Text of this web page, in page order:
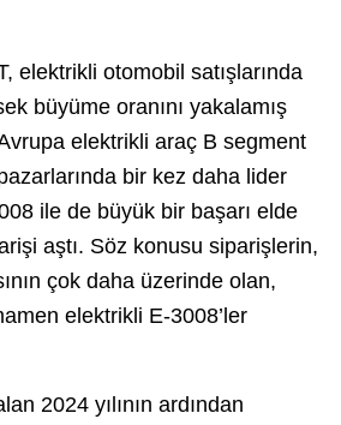
elektrikli otomobil satışlarında
büyüme oranını yakalamış
elektrikli araç B segment
bir kez daha lider
ile de büyük bir başarı elde
aştı. Söz konusu siparişlerin,
çok daha üzerinde olan,
elektrikli E-3008’ler
2024 yılının ardından